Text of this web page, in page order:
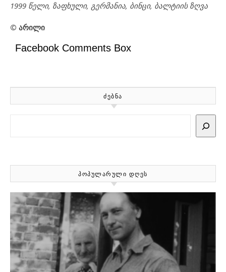
1999 წელი, ზაფხული, გერმანია, ბინცი, ბალტიის ზღვა
© არილი
Facebook Comments Box
ᲫᲔᲑᲜᲐ
ᲞᲝᲞᲣᲚᲐᲠᲣᲚᲘ ᲓᲦᲔᲡ